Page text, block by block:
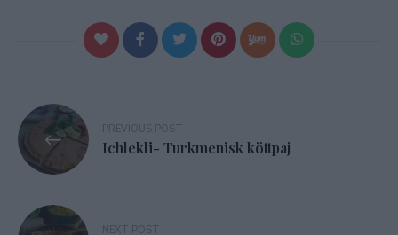
Inläggsnavigering
Ichlekli- Turkmenisk köttpaj